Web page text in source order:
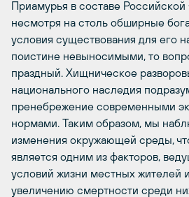
Приамурья в составе
несмотря на столь обширные
условия существования для его
поистине невыносимыми, то
праздный. Хищническое
национального наследия
пренебрежение современными
нормами. Таким образом, мы
изменения окружающей среды,
является одним из факторов,
условий жизни местных жителей
увеличению смертности среди